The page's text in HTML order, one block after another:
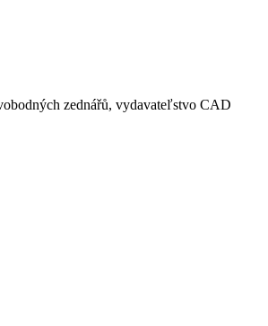
zednářů, vydavateľstvo CAD